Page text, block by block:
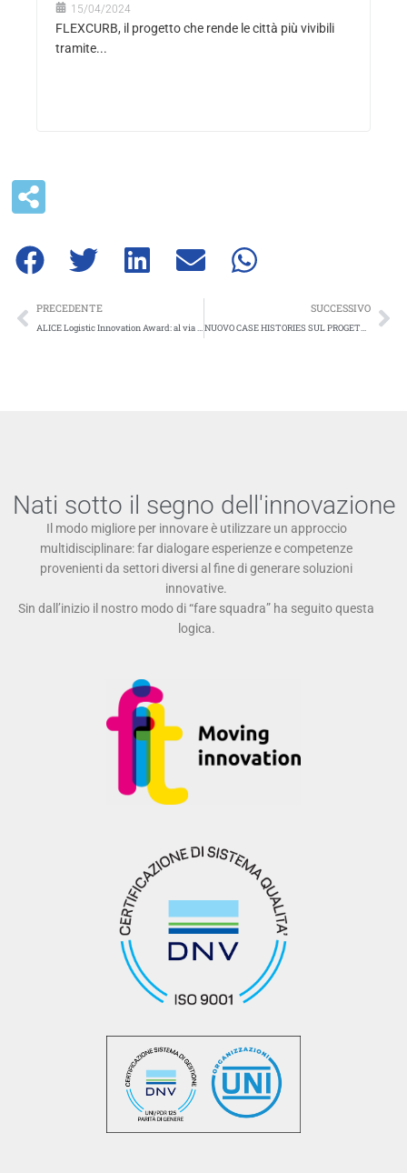
15/04/2024
FLEXCURB, il progetto che rende le città più vivibili
tramite...
Precedente
PRECEDENTE
ALICE Logistic Innovation Award: al via il primo bando per la presentazione di esempi applicativi di progetti di ricerca e innovazione finanziati dall’UE
SUCCESSIVO
NUOVO CASE HISTORIES SUL PROGETTO EUROPEO GECKO
Nati sotto il segno dell'innovazione
Il modo migliore per innovare è utilizzare un approccio
multidisciplinare: far dialogare esperienze e competenze
provenienti da settori diversi al fine di generare soluzioni
innovative.
Sin dall’inizio il nostro modo di “fare squadra” ha seguito questa
logica.